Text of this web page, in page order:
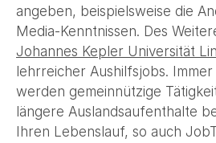
angeben, beispielsweise die
Media-Kenntnissen. Des
Johannes Kepler Universität
lehrreicher Aushilfsjobs.
werden gemeinnützige
längere Auslandsaufenthalte
Ihren Lebenslauf, so auch